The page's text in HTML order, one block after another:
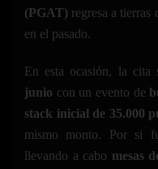
(PGAT) regresa a tierras
en el pasado.
En esta ocasión, la cita
junio con un evento de
stack inicial de 35.000
mismo monto. Por si
llevando a cabo mesas